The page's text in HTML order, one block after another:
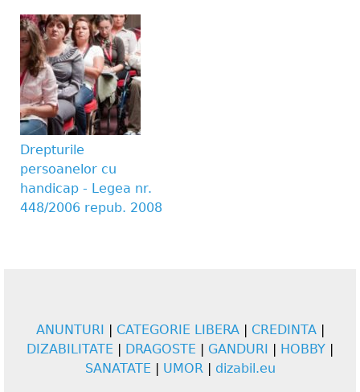
Drepturile
persoanelor cu
handicap - Legea nr.
448/2006 repub. 2008
ANUNTURI | CATEGORIE LIBERA| CREDINTA|
DIZABILITATE | DRAGOSTE | GANDURI | HOBBY |
SANATATE | UMOR| dizabil.eu